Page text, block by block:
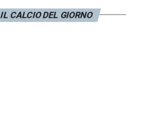
IL CALCIO DEL GIORNO